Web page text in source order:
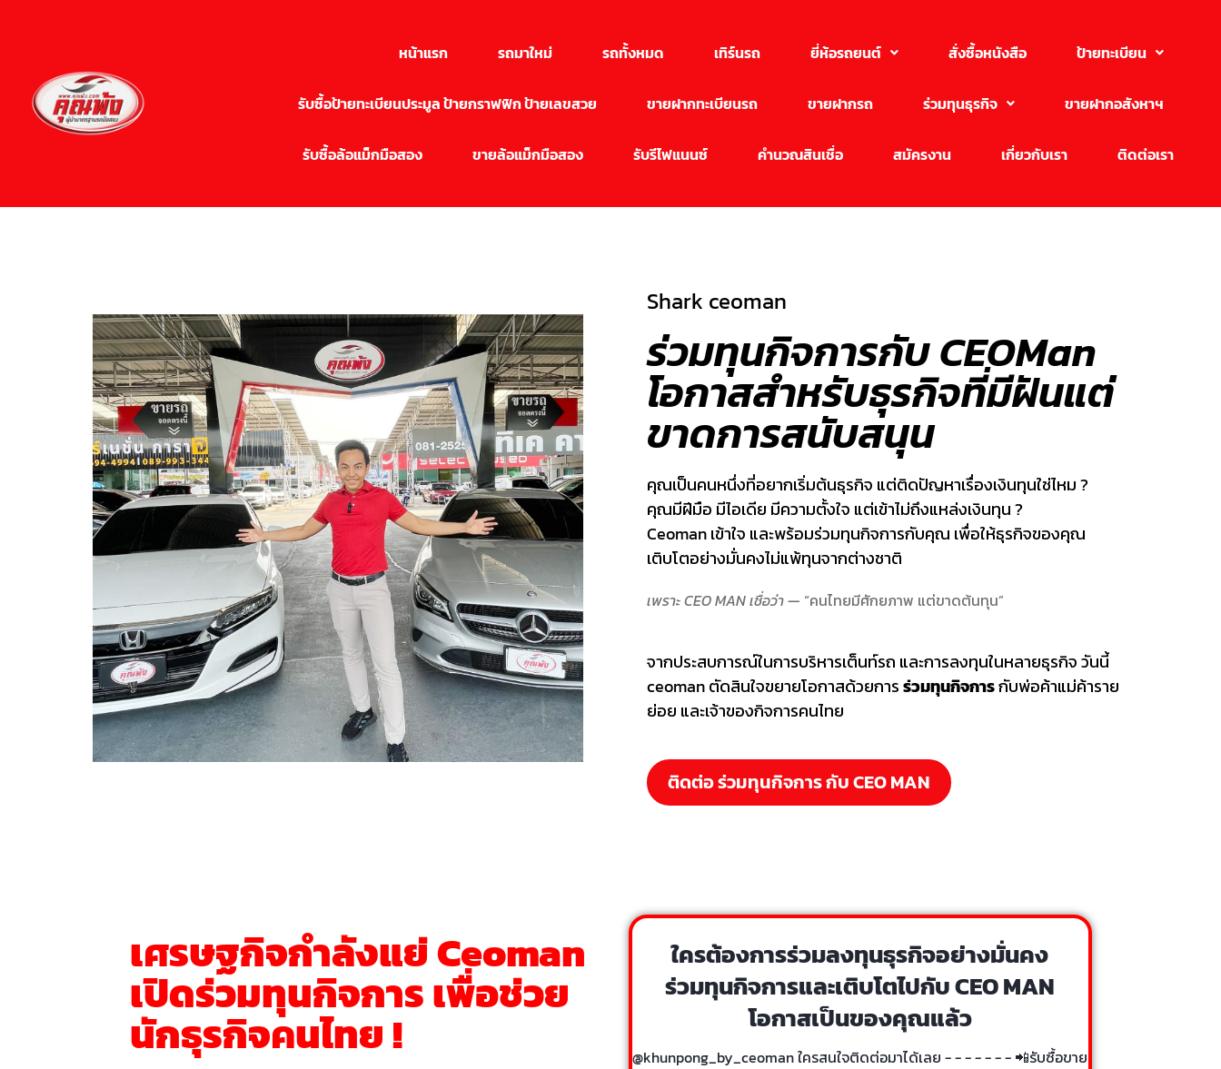
หน้าแรก รถมาใหม่ รถทั้งหมด เทิร์นรถ ยี่ห้อรถยนต์ สั่งซื้อหนังสือ ป้ายทะเบียน
รับซื้อป้ายทะเบียนประมูล ป้ายกราฟฟิก ป้ายเลขสวย ขายฝากทะเบียนรถ ขายฝากรถ ร่วมทุนธุรกิจ ขายฝากอสังหาฯ
รับซื้อล้อแม็กมือสอง ขายล้อแม็กมือสอง รับรีไฟแนนซ์ คำนวณสินเชื่อ สมัครงาน เกี่ยวกับเรา ติดต่อเรา
Shark ceoman
ร่วมทุนกิจการกับ CEOMan
โอกาสสำหรับธุรกิจที่มีฝันแต่
ขาดการสนับสนุน
คุณเป็นคนหนึ่งที่อยากเริ่มต้นธุรกิจ แต่ติดปัญหาเรื่องเงินทุนใช่ไหม ?
คุณมีฝีมือ มีไอเดีย มีความตั้งใจ แต่เข้าไม่ถึงแหล่งเงินทุน ?
Ceoman เข้าใจ และพร้อมร่วมทุนกิจการกับคุณ เพื่อให้ธุรกิจของคุณ
เติบโตอย่างมั่นคงไม่แพ้ทุนจากต่างชาติ
เพราะ CEO MAN เชื่อว่า — “คนไทยมีศักยภาพ แต่ขาดต้นทุน”
จากประสบการณ์ในการบริหารเต็นท์รถ และการลงทุนในหลายธุรกิจ วันนี้
ceoman ตัดสินใจขยายโอกาสด้วยการร่วมทุนกิจการกับพ่อค้าแม่ค้าราย
ย่อย และเจ้าของกิจการคนไทย
ติดต่อ ร่วมทุนกิจการ กับ CEO MAN
เศรษฐกิจกำลังแย่ Ceoman
เปิดร่วมทุนกิจการ เพื่อช่วย
นักธุรกิจคนไทย !
ใครต้องการร่วมลงทุนธุรกิจอย่างมั่นคง
ร่วมทุนกิจการและเติบโตไปกับ CEO MAN
โอกาสเป็นของคุณแล้ว
@khunpong_by_ceomanใครสนใจติดต่อมาได้เลย - - - - - - - 📲รับซื้อขาย